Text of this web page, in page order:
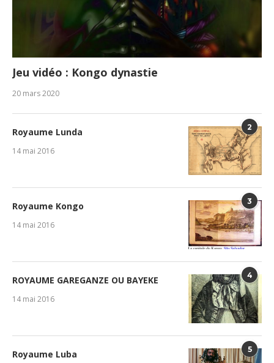
Jeu vidéo : Kongo dynastie
20 mars 2020
2
Royaume Lunda
14 mai 2016
3
Royaume Kongo
14 mai 2016
4
ROYAUME GAREGANZE OU BAYEKE
14 mai 2016
5
Royaume Luba